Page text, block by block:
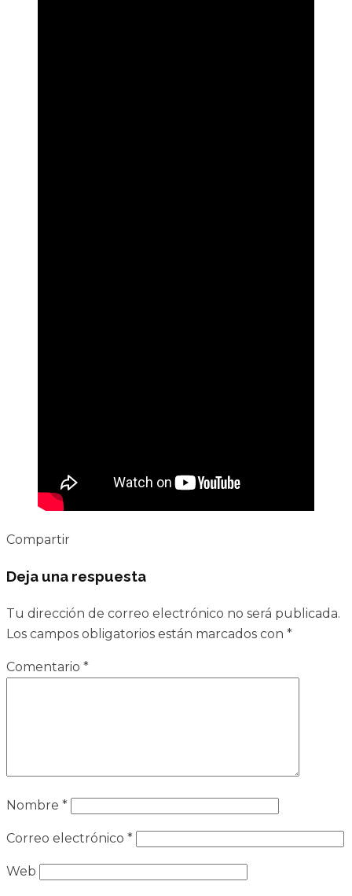
Compartir
Deja una respuesta
Tu dirección de correo electrónico no será publicada.
Los campos obligatorios están marcados con *
Comentario *
Nombre *
Correo electrónico *
Web